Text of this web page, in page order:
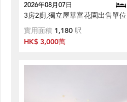
2026年08月07日
3房2廁,獨立屋華富花園出售單位
實用面積 1,180 呎
HK$ 3,000萬